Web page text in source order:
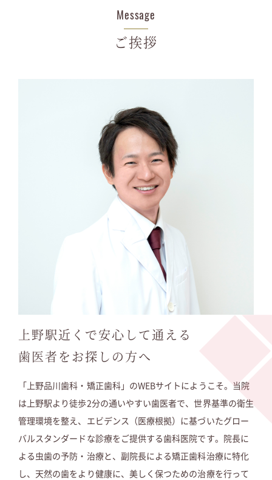
【虫歯と矯正ブログ】再び虫歯菌に感
染するのを防ぐた…
【虫歯と矯正ブログ】虫歯予防に効果
的なフッ化物の使…
【虫歯と矯正ブログ】虫歯のリスクを
知る方法
【虫歯と矯正ブログ】矯正後の、綺麗
な歯並びのシミュ…
日本歯科保存学会に参加しました
19.06.14
ブログ
【虫歯と矯正ブログ】歯磨きをしてい
れば虫歯にならな…
19.05.22
ブログ
日本顕微鏡歯科学会に出席しました
19.03.06
ブログ
ウェブサイト用の写真撮影を行いまし
た
Message
ご挨拶
上野駅近くで安心して通える
歯医者をお探しの方へ
「上野品川歯科・矯正歯科」のWEBサイトにようこそ。当院
は上野駅より徒歩2分の通いやすい歯医者で、世界基準の衛生
管理環境を整え、エビデンス（医療根拠）に基づいたグロー
バルスタンダードな診療をご提供する歯科医院です。院長に
よる虫歯の予防・治療と、副院長による矯正歯科治療に特化
し、天然の歯をより健康に、美しく保つための治療を行って